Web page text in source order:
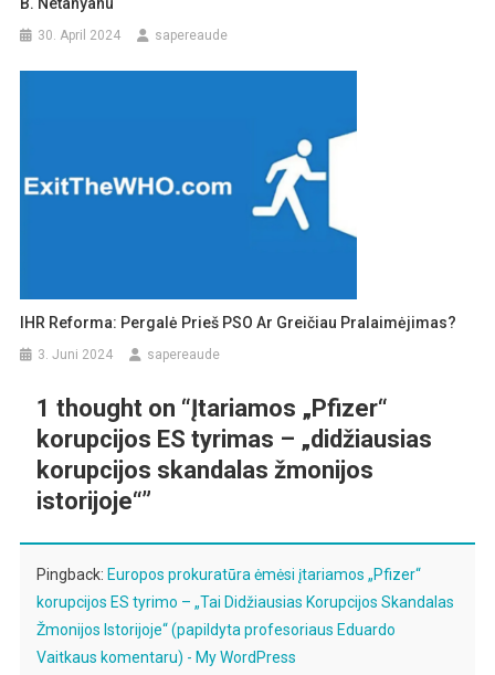
30. April 2024 sapereaude
IHR Reforma: Pergalė Prieš PSO Ar Greičiau Pralaimėjimas?
3. Juni 2024 sapereaude
1 thought on “Įtariamos „Pfizer“
korupcijos ES tyrimas – „didžiausias
korupcijos skandalas žmonijos
istorijoje“”
Pingback: Europos prokuratūra ėmėsi įtariamos „Pfizer“
korupcijos ES tyrimo – „Tai Didžiausias Korupcijos Skandalas
Žmonijos Istorijoje“ (papildyta profesoriaus Eduardo
Vaitkaus komentaru) - My WordPress